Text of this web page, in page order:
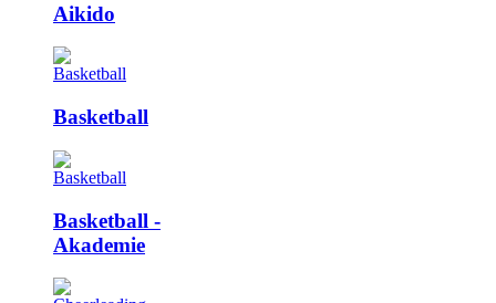
Aikido
Basketball
Basketball ­
Akademie